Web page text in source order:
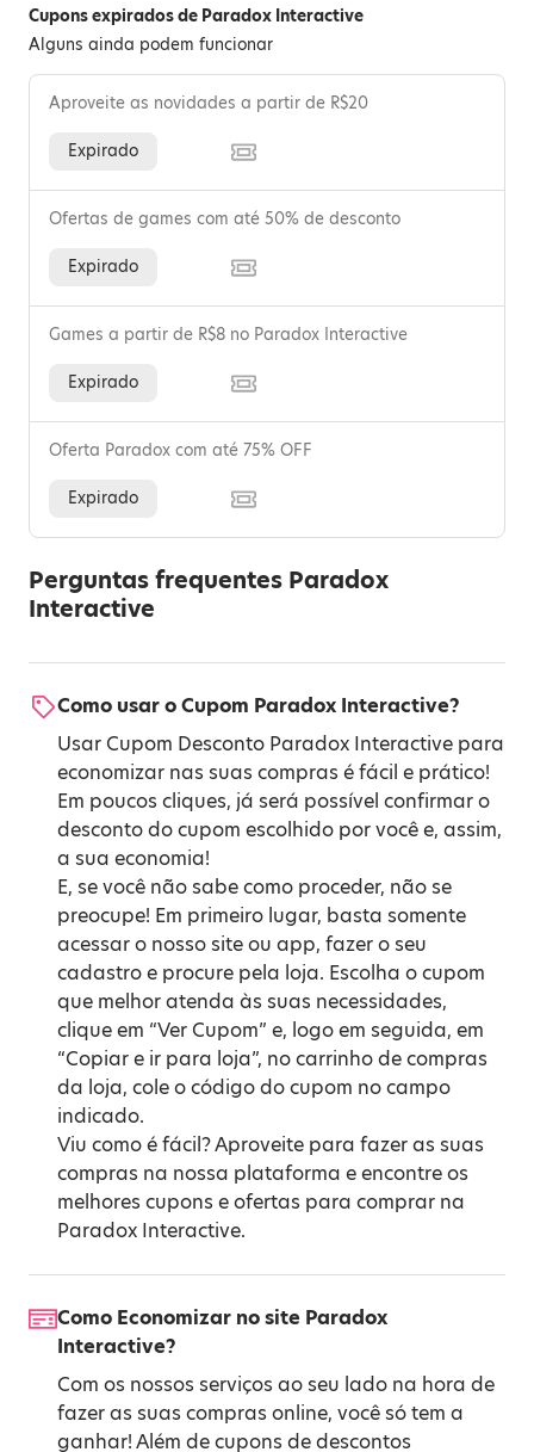
Cupons expirados de Paradox Interactive
Alguns ainda podem funcionar
Aproveite as novidades a partir de R$20
Expirado
Ofertas de games com até 50% de desconto
Expirado
Games a partir de R$8 no Paradox Interactive
Expirado
Oferta Paradox com até 75% OFF
Expirado
Perguntas frequentes Paradox
Interactive
Como usar o Cupom Paradox Interactive?
Usar Cupom Desconto Paradox Interactive para
economizar nas suas compras é fácil e prático!
Em poucos cliques, já será possível confirmar o
desconto do cupom escolhido por você e, assim,
a sua economia!
E, se você não sabe como proceder, não se
preocupe! Em primeiro lugar, basta somente
acessar o nosso site ou app, fazer o seu
cadastro e procure pela loja. Escolha o cupom
que melhor atenda às suas necessidades,
clique em “Ver Cupom” e, logo em seguida, em
“Copiar e ir para loja”, no carrinho de compras
da loja, cole o código do cupom no campo
indicado.
Viu como é fácil? Aproveite para fazer as suas
compras na nossa plataforma e encontre os
melhores cupons e ofertas para comprar na
Paradox Interactive.
Como Economizar no site Paradox
Interactive?
Com os nossos serviços ao seu lado na hora de
fazer as suas compras online, você só tem a
ganhar! Além de cupons de descontos